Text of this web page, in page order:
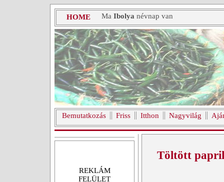
HOME Ma Ibolya névnap van
Bemutatkozás Friss Itthon Nagyvilág
REKLÁM
FELÜLET
Töltött